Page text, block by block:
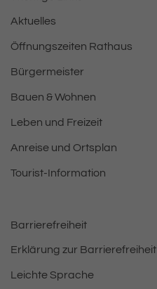
Aktuelles
Öffnungszeiten Rathaus
Bürgermeister
Bauen & Wohnen
Leben und Freizeit
Anreise und Ortsplan
Tourist-Information
Barrierefreiheit
Erklärung zur Barrierefreiheit
Leichte Sprache